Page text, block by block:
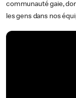
communauté gaie,
les gens dans nos